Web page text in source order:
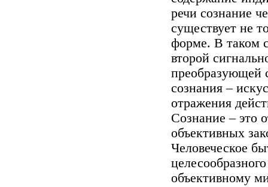
речи сознание
существует не
форме. В таком
второй
преобразующей
сознания –
отражения
Сознание – это
объективных
Человеческое
объективному